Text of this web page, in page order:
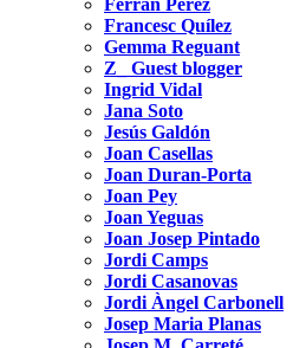
Francesc Quílez
Gemma Reguant
Z_ Guest blogger
Ingrid Vidal
Jana Soto
Jesús Galdón
Joan Casellas
Joan Duran-Porta
Joan Pey
Joan Yeguas
Joan Josep Pintado
Jordi Camps
Jordi Casanovas
Jordi Àngel Carbonell
Josep Maria Planas